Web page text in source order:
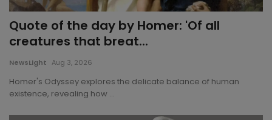
Quote of the day by Homer: 'Of all
creatures that breat...
NewsLight Aug 3, 2026
Homer's Odyssey explores the delicate balance of human
existence, revealing how ...